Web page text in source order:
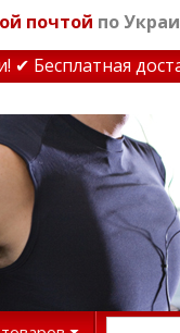
почтой по